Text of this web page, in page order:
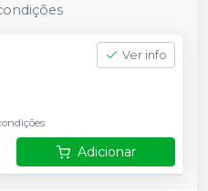
Ver info
Adicionar